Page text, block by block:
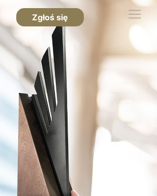
Zgłoś się